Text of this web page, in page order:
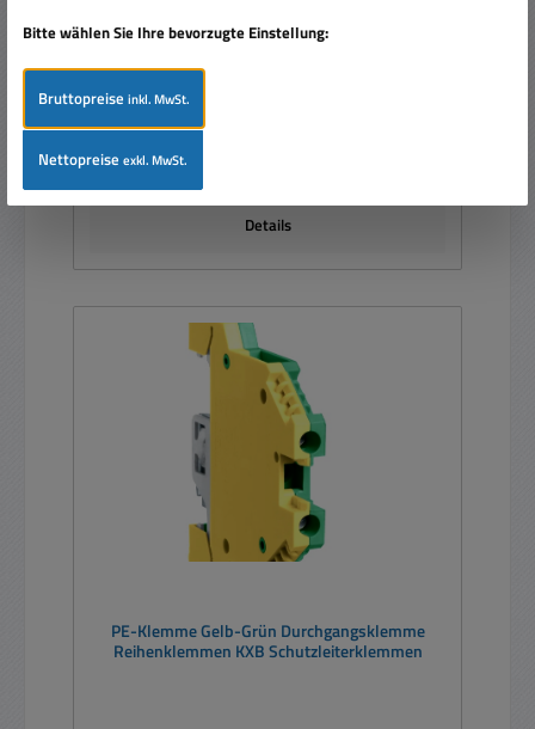
Details
PE-Klemme Gelb-Grün Durchgangsklemme
Reihenklemmen KXB Schutzleiterklemmen
Bitte wählen Sie Ihre bevorzugte Einstellung:
Bruttopreiseinkl. MwSt.
Nettopreiseexkl. MwSt.